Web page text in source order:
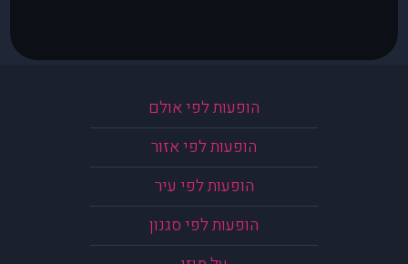
הופעות לפי אולם
הופעות לפי אזור
הופעות לפי עיר
הופעות לפי סגנון